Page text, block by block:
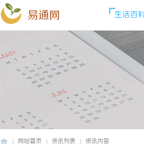
易通网 生活百
网站首页 资讯列表 资讯内容